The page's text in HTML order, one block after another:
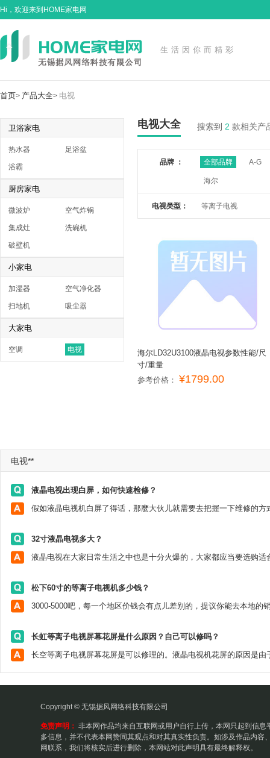
Hi，欢迎来到HOME家电网
生活因你而精彩
首页> 产品大全> 电视
卫浴家电
热水器 足浴盆
浴霸
厨房家电
微波炉 空气炸锅
集成灶 洗碗机
破壁机
小家电
加湿器 空气净化器
扫地机 吸尘器
大家电
空调 电视
电视大全 搜索到 2 款相关产
品牌 ： 全部品牌 A-G
海尔
电视类型： 等离子电视
海尔LD32U3100液晶电视参数性能/尺
寸/重量
参考价格： ¥1799.00
电视**
液晶电视出现白屏，如何快速检修？
32寸液晶电视多大？
松下60寸的等离子电视机多少钱？
长虹等离子电视屏幕花屏是什么原因？自己可以修吗？
Copyright © 无锡据风网络科技有限公司
免责声明： 非本网作品均来自互联网或用户自行上传，本网只起到信息
多信息，并不代表本网赞同其观点和对其真实性负责。如涉及作品内容
网联系，我们将核实后进行删除，本网站对此声明具有最终解释权。